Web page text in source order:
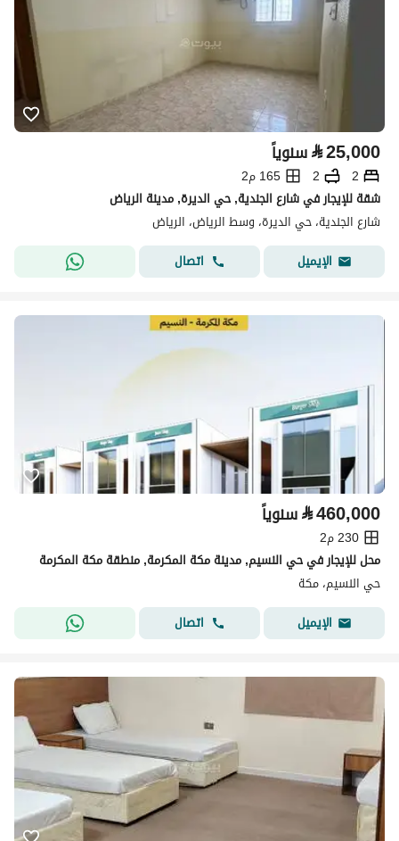
⃁25,000 سنوياً
2
2
165 م2
شقة للإيجار في شارع الجندية, حي الديرة, مدينة الرياض
شارع الجندية، حي الديرة، وسط الرياض، الرياض
الإيميل
اتصال
⃁460,000 سنوياً
230 م2
محل للإيجار في حي النسيم, مدينة مكة المكرمة, منطقة مكة المكرمة
حي النسيم، مكة
الإيميل
اتصال